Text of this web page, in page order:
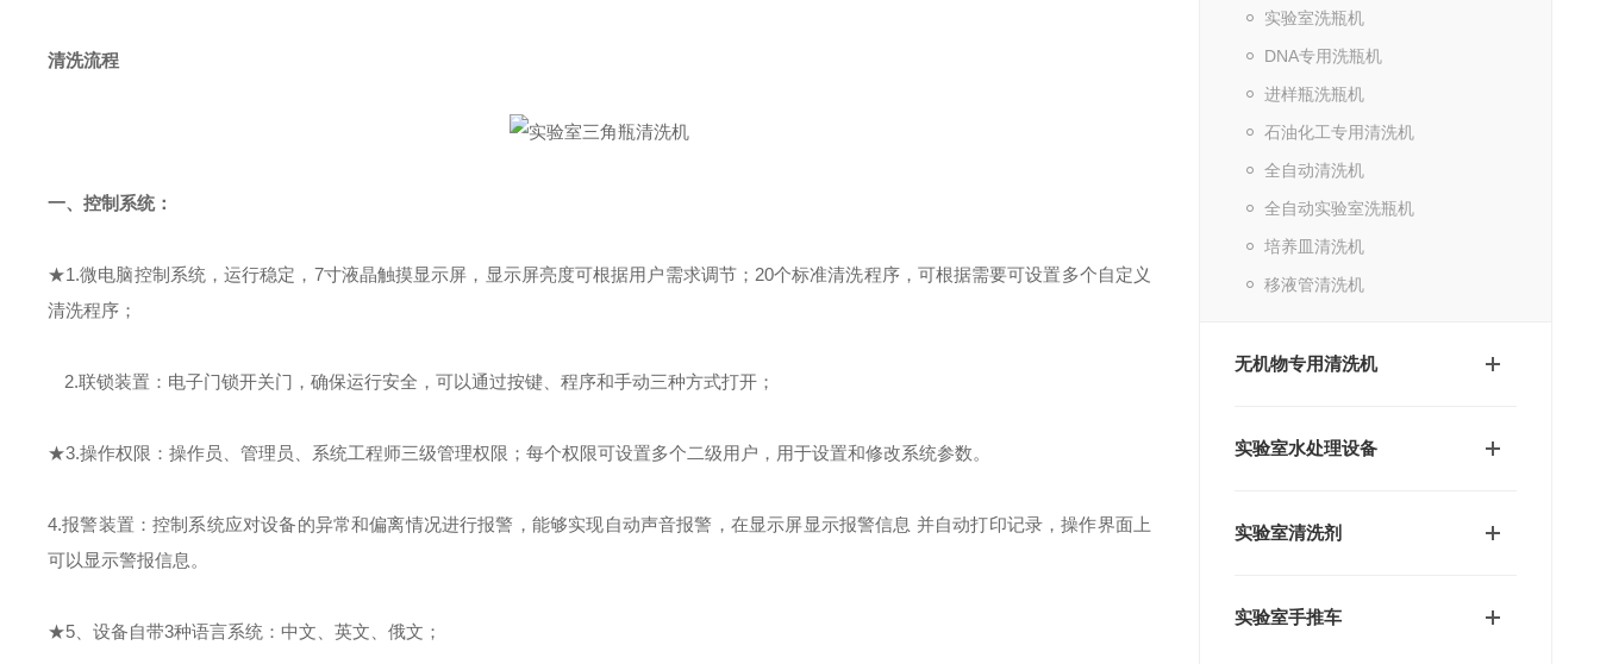
实验室洗瓶机
DNA专用洗瓶机
进样瓶洗瓶机
石油化工专用清洗机
全自动清洗机
全自动实验室洗瓶机
培养皿清洗机
移液管清洗机
无机物专用清洗机
实验室水处理设备
实验室清洗剂
实验室手推车
清洗流程
一、 控制系统：
★1.微电脑控制系统，运行稳定， 7寸液晶触摸显示屏， 显示屏亮度可根据用户需求调节； 20个标准清洗程序，可根据需要可设置多个自定义
清洗程序；
2.联锁装置：电子门锁开关门，确保运行安全，可以通过按键、程序和手动三种方式打开 ；
★3.操作权限：操作员、管理员、系统工程师三级管理权限 ；每个权限可设置多个二级用户 ，用于设置和修改系统参数。
4.报警装置：控制系统应对设备的异常和偏离情况进行报警，能够实现自动声音报警，在显示屏显示报警信息 并自动打印记录，操作界面上
可以显示警报信息。
★5、设备自带3种语言系统：中文、英文、俄文；